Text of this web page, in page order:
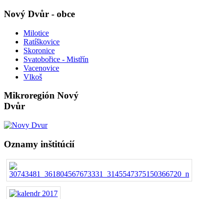
Nový Dvůr - obce
Milotice
Ratíškovice
Skoronice
Svatobořice - Mistřín
Vacenovice
Vlkoš
Mikroregión Nový
Dvůr
Oznamy inštitúcií